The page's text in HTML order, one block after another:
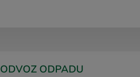
ODVOZ ODPADU